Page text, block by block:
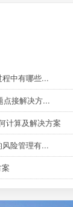
程中有哪些...
点接解决方...
计算及解决方案
风险管理有...